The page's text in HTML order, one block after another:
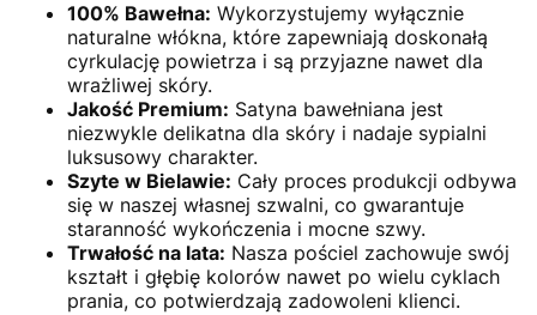
100% Bawełna: Wykorzystujemy wyłącznie
naturalne włókna, które zapewniają doskonałą
cyrkulację powietrza i są przyjazne nawet dla
wrażliwej skóry.
Jakość Premium: Satyna bawełniana jest
niezwykle delikatna dla skóry i nadaje sypialni
luksusowy charakter.
Szyte w Bielawie: Cały proces produkcji odbywa
się w naszej własnej szwalni, co gwarantuje
staranność wykończenia i mocne szwy.
Trwałość na lata: Nasza pościel zachowuje swój
kształt i głębię kolorów nawet po wielu cyklach
prania, co potwierdzają zadowoleni klienci.